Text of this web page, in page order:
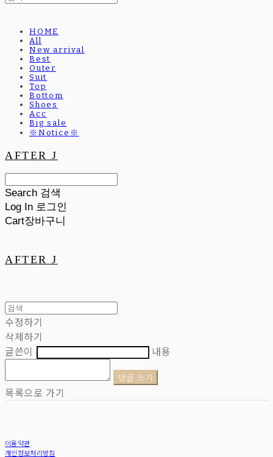
HOME
All
New arrival
Best
Outer
Suit
Top
Bottom
Shoes
Acc
Big sale
※Notice※
AFTER J
Search 검색
Log In 로그인
Cart장바구니
AFTER J
수정하기
삭제하기
글쓴이
내용
댓글 쓰기
목록으로 가기
이용약관
개인정보처리방침